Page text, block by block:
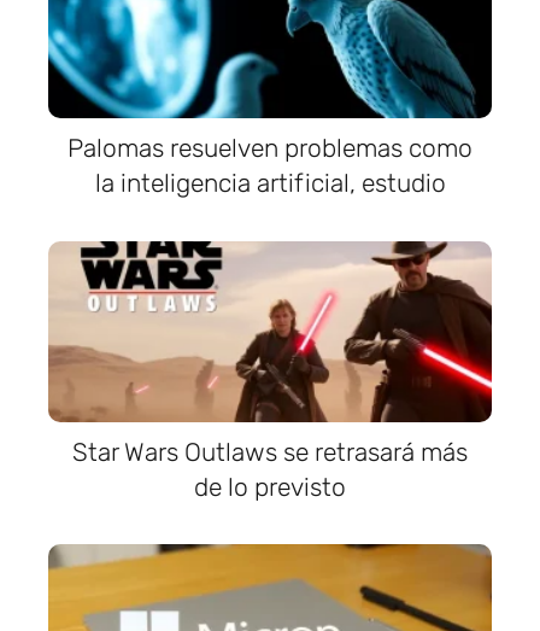
Palomas resuelven problemas como
la inteligencia artificial, estudio
Star Wars Outlaws se retrasará más
de lo previsto